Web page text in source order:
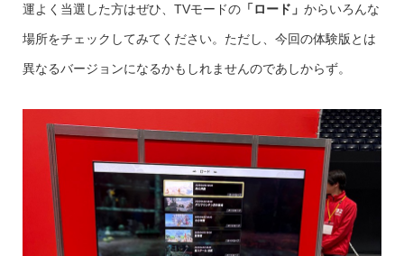
運よく当選した方はぜひ、TVモードの「ロード」 からいろんな
場所をチェックしてみてください。ただし、今回の体験版とは
異なるバージョンになるかもしれませんのであしからず。